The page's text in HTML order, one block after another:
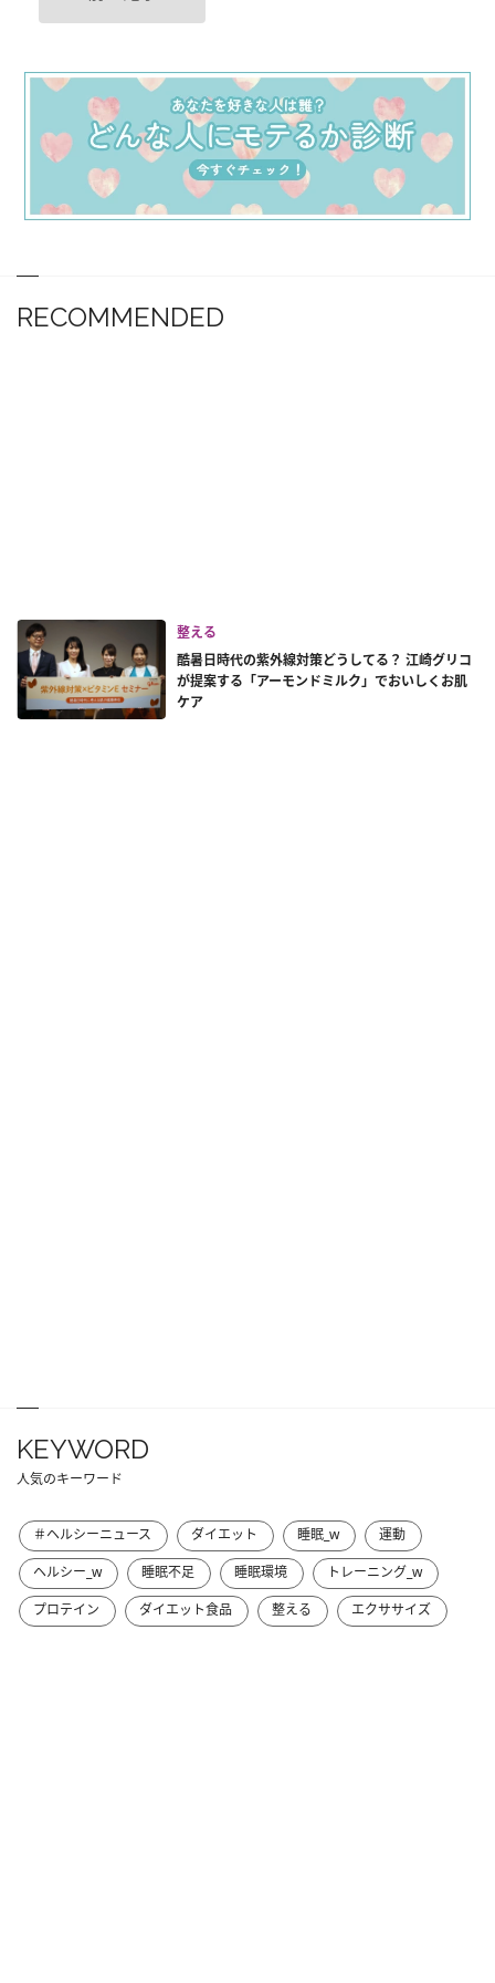
RECOMMENDED
整える
酷暑日時代の紫外線対策どうしてる？ 江崎グリコ
が提案する「アーモンドミルク」でおいしくお肌
ケア
KEYWORD
人気のキーワード
＃ヘルシーニュース ダイエット 睡眠_w
運動
ヘルシー_w
睡眠不足 睡眠環境
トレーニング_w
プロテイン
ダイエット食品 整える エクササイズ